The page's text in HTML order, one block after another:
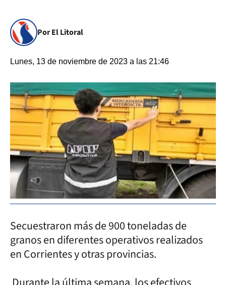
Por El Litoral
Lunes, 13 de noviembre de 2023 a las 21:46
Secuestraron más de 900 toneladas de
granos en diferentes operativos realizados
en Corrientes y otras provincias.